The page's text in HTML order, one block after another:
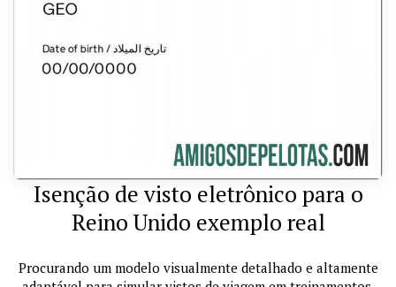
Isenção de visto eletrônico para o
Reino Unido exemplo real
Procurando um modelo visualmente detalhado e altamente